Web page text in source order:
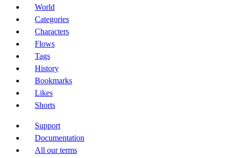
World
Categories
Characters
Flows
Tags
History
Bookmarks
Likes
Shorts
Support
Documentation
All our terms